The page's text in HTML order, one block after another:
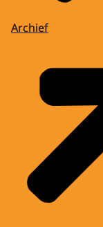
Archief